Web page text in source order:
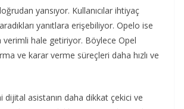
yansıyor. Kullanıcılar ihtiyaç
yanıtlara erişebiliyor. Opelo ise
verimli hale getiriyor. Böylece Opel
ve karar verme süreçleri daha hızlı ve
dijital asistanın daha dikkat çekici ve